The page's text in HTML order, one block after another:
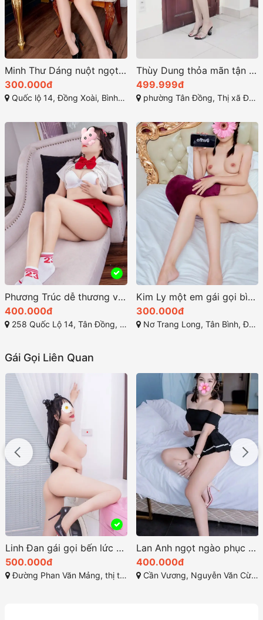
Minh Thư Dáng nuột ngọt ngào làm tình chuẩn chỉ
300.000đ
Quốc lộ 14, Đồng Xoài, Bình Phước
Thùy Dung thỏa mãn tận hưởng khoái cảm tuyệt vời
499.999đ
phường Tân Đồng, Thị xã Đồng Xoài, Bình Phước
Phương Trúc dễ thương với làn da trắng và khuôn mặt xinh đẹp
400.000đ
258 Quốc Lộ 14, Tân Đồng, Đồng Xoài, Bình Phước
Kim Ly một em gái gọi bình phước xinh đẹp và dễ thương
300.000đ
Nơ Trang Long, Tân Bình, Đồng Xoài, Bình Phước
Gái Gọi Liên Quan
Linh Đan gái gọi bến lức sở hữu một ngoại hình thu hút
500.000đ
Đường Phan Văn Mảng, thị trấn Bến Lức, huyện Bến Lức, tỉnh Long An
Lan Anh ngọt ngào phục vụ nhiệt tình
400.000đ
Cần Vương, Nguyễn Văn Cừ, Quy Nhơn, Bình Định